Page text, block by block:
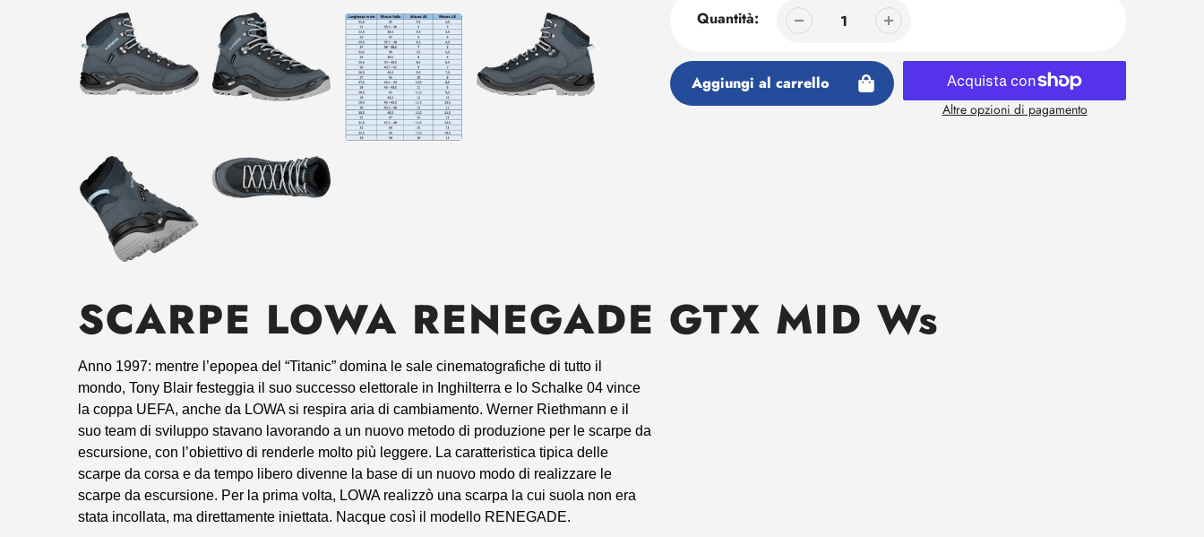
Quantità:
Aggiungi al carrello
Altre opzioni di pagamento
SCARPE LOWA RENEGADE GTX MID Ws
Anno 1997: mentre l’epopea del “Titanic” domina le sale cinema­tografiche di tutto il
mondo, Tony Blair festeggia il suo successo elet­torale in Inghilterra e lo Schalke 04 vince
la coppa UEFA, anche da LOWA si respira aria di cambiamento. Werner Riethmann e il
suo team di sviluppo stavano lavorando a un nuovo metodo di produzione per le scarpe da
escursione, con l’obiettivo di renderle molto più leggere. La carat­teristica tipica delle
scarpe da corsa e da tempo libero divenne la base di un nuovo modo di realizzare le
scarpe da escursione. Per la prima volta, LOWA realizzò una scarpa la cui suola non era
stata incollata, ma diret­tamente iniettata. Nacque così il modello RENEGADE.